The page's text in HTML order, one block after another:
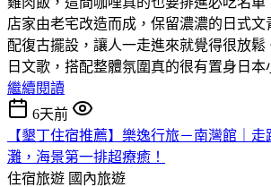
店家由老宅改造而成，保留濃濃的日式
配復古擺設，讓人一走進來就覺得很放
日文歌，搭配整體氛圍真的很有置身日本
繼續閱讀
6天前
【墾丁住宿推薦】樂逸行旅－南灣館｜
灘，海景第一排超療癒！
住宿旅遊 國內旅遊